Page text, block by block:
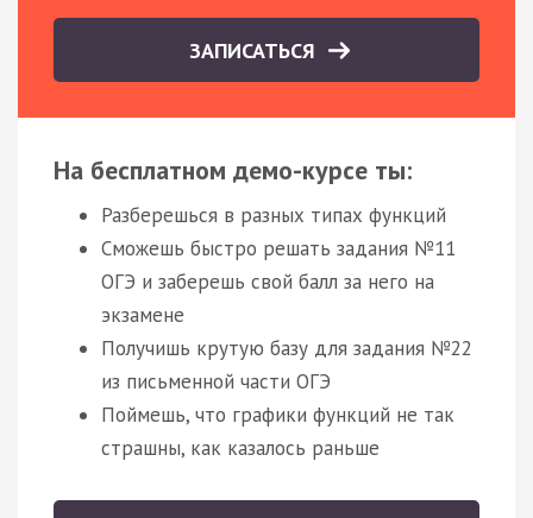
ЗАПИСАТЬСЯ
На бесплатном демо-курсе ты:
Разберешься в разных типах функций
Сможешь быстро решать задания №11
ОГЭ и заберешь свой балл за него на
экзамене
Получишь крутую базу для задания №22
из письменной части ОГЭ
Поймешь, что графики функций не так
страшны, как казалось раньше